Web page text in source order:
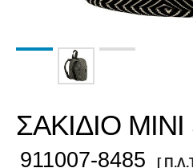
ΣΑΚΙΔΙΟ MINI
911007-8485 [